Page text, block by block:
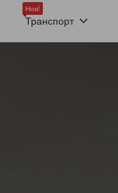
Нов!
Транспорт